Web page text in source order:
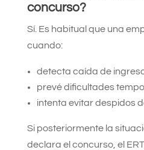
concurso?
Sí. Es habitual que una
cuando:
detecta caída de
prevé dificultades
intenta evitar despidos
Si posteriormente la
declara el concurso, el